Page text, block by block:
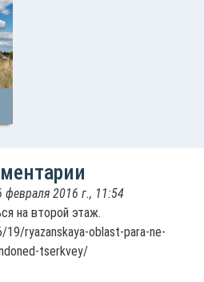
февраля 2016 г., 11:54
на второй этаж.
ryazanskaya-oblast-para-ne-
tserkvey/